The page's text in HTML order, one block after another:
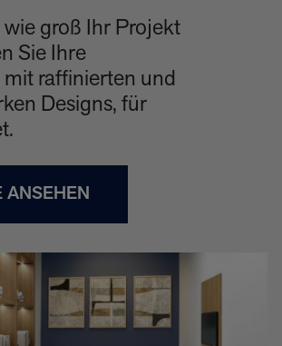
wie groß Ihr Projekt
Sie Ihre
raffinierten und
Designs, für
ANSEHEN